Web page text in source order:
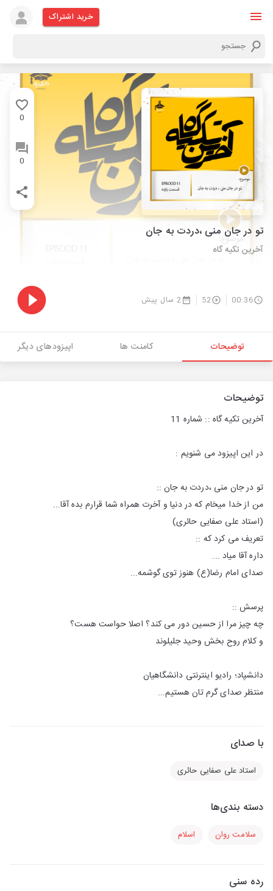
خرید اشتراک
0
0
تو در جان منی ،دردت به جان
آخرین تکیه گاه
00:36
52 2 سال پیش
توضیحات کامنت ها اپیزودهای دیگر
توضیحات
آخرین تکیه گاه :: شماره 11
در این اپیزود می شنویم :
تو در جان منی ،دردت به جان ::
من از خدا میخام که در دنیا و آخرت همراه شما قرارم بده آقا...
(استاد علی صفایی حائری)
تعریف می کرد که ::
داره آقا میاد ...
صدای امام رضا(ع) هنوز توی گوشمه...
پرسش ::
چه چیز مرا از حسین دور می کند؟ اصلا حواست هست؟
و کلام روح بخش وحید جلیلوند
دانشپاد؛ رادیو اینترنتی دانشگاهیان
منتظر صدای گرم تان هستیم...
با صدای
استاد علی صفایی حائری
دسته بندی‌ها
سلامت روان اسلام
رده سنی